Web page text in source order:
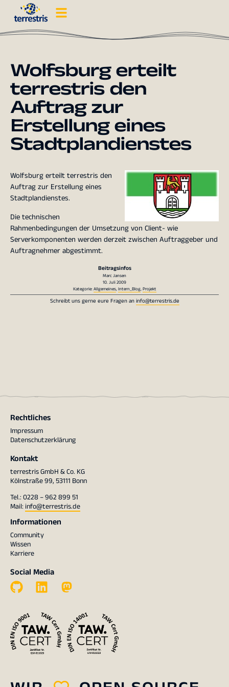
Wolfsburg erteilt
terrestris den
Auftrag zur
Erstellung eines
Stadtplandienstes
Wolfsburg erteilt terrestris den
Auftrag zur Erstellung eines
Stadtplandienstes.
Die technischen
Rahmenbedingungen der Umsetzung von Client- wie
Serverkomponenten werden derzeit zwischen Auftraggeber und
Auftragnehmer abgestimmt.
Beitragsinfos
Marc Jansen
10. Juli 2009
Kategorie:Allgemeines,Intern_Blog,Projekt
Schreibt uns gerne eure Fragen aninfo@terrestris.de
Rechtliches
Impressum
Datenschutzerklärung
Kontakt
terrestris GmbH & Co. KG
Kölnstraße 99, 53111 Bonn
Tel.: 0228 – 962 899 51
Mail: info@terrestris.de
Informationen
Community
Wissen
Karriere
Social Media